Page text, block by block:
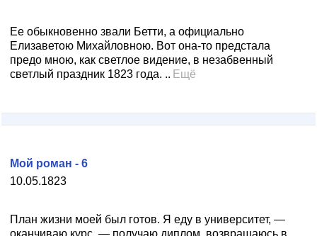
Ее обыкновенно звали Бетти, а официально
Елизаветою Михайловною. Вот она-то предстала
предо мною, как светлое видение, в незабвенный
светлый праздник 1823 года. .. Ещё
10.05.1823
Мой роман - 6
План жизни моей был готов. Я еду в университет, —
оканчиваю курс, — получаю диплом, возвращаюсь в